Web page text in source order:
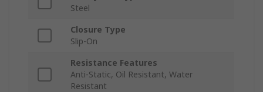
Steel
Closure Type
Slip-On
Resistance Features
Anti-Static, Oil Resistant, Water
Resistant